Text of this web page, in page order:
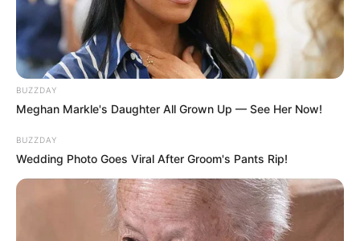
BUZZDAY
Meghan Markle's Daughter All Grown Up — See Her Now!
BUZZDAY
Wedding Photo Goes Viral After Groom's Pants Rip!